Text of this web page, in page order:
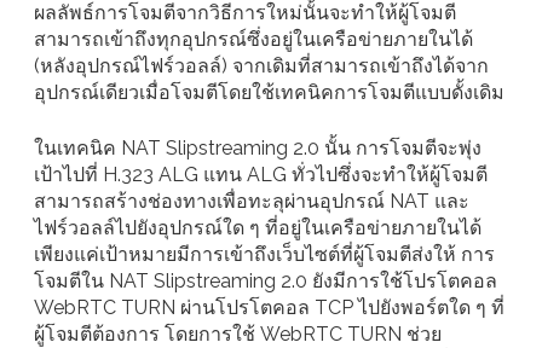
ผลลัพธ์การโจมตีจากวิธีการใหม่นั้นจะทำให้ผู้โจมตี
สามารถเข้าถึงทุกอุปกรณ์ซึ่งอยู่ในเครือข่ายภายในได้
(หลังอุปกรณ์ไฟร์วอลล์) จากเดิมที่สามารถเข้าถึงได้จาก
อุปกรณ์เดียวเมื่อโจมตีโดยใช้เทคนิคการโจมตีแบบดั้งเดิม
ในเทคนิค NAT Slipstreaming 2.0 นั้น การโจมตีจะพุ่ง
เป้าไปที่ H.323 ALG แทน ALG ทั่วไปซึ่งจะทำให้ผู้โจมตี
สามารถสร้างช่องทางเพื่อทะลุผ่านอุปกรณ์ NAT และ
ไฟร์วอลล์ไปยังอุปกรณ์ใด ๆ ที่อยู่ในเครือข่ายภายในได้
เพียงแค่เป้าหมายมีการเข้าถึงเว็บไซต์ที่ผู้โจมตีส่งให้ การ
โจมตีใน NAT Slipstreaming 2.0 ยังมีการใช้โปรโตคอล
WebRTC TURN ผ่านโปรโตคอล TCP ไปยังพอร์ตใด ๆ ที่
ผู้โจมตีต้องการ โดยการใช้ WebRTC TURN ช่วย